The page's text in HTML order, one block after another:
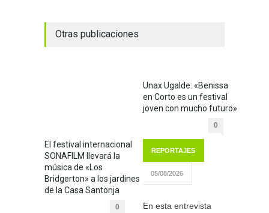
Otras publicaciones
El festival internacional
SONAFILM llevará la
música de «Los
Bridgerton» a los jardines
de la Casa Santonja
0
Unax Ugalde: «Benissa
en Corto es un festival
joven con mucho futuro»
0
REPORTAJES
05/08/2026
En esta entrevista